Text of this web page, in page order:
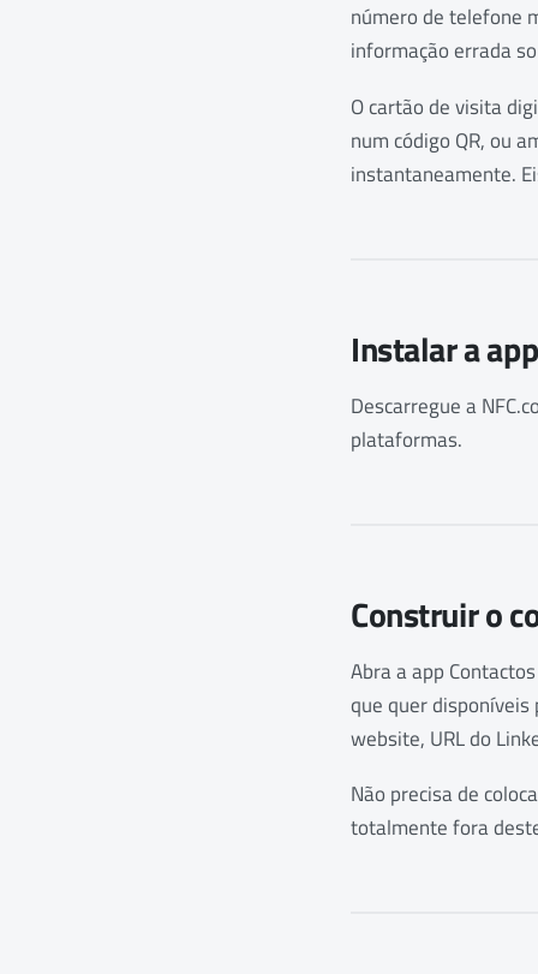
número de telefone
informação errada
O cartão de visita
num código QR, ou
instantaneamente.
Instalar a app
Descarregue a
plataformas.
Construir o
Abra a app
que quer
website, URL do
Não precisa de
totalmente fora